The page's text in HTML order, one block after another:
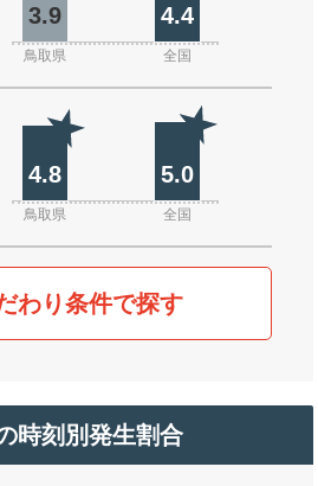
3.9 4.4
鳥取県 全国
4.8 5.0
鳥取県 全国
わり条件で探す
時刻別発生割合